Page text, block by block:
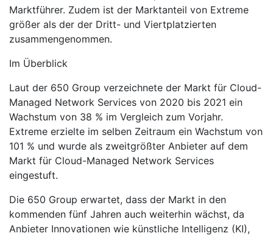
Marktführer. Zudem ist der Marktanteil von Extreme
größer als der der Dritt- und Viertplatzierten
zusammengenommen.
Im Überblick
Laut der 650 Group verzeichnete der Markt für Cloud-
Managed Network Services von 2020 bis 2021 ein
Wachstum von 38 % im Vergleich zum Vorjahr.
Extreme erzielte im selben Zeitraum ein Wachstum von
101 % und wurde als zweitgrößter Anbieter auf dem
Markt für Cloud-Managed Network Services
eingestuft.
Die 650 Group erwartet, dass der Markt in den
kommenden fünf Jahren auch weiterhin wächst, da
Anbieter Innovationen wie künstliche Intelligenz (KI),